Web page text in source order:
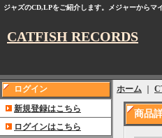
ジャズのCD,LPをご紹介します。メジャーからマ
CATFISH RECORDS
ログイン
新規登録はこちら
ログインはこちら
ホーム
商品